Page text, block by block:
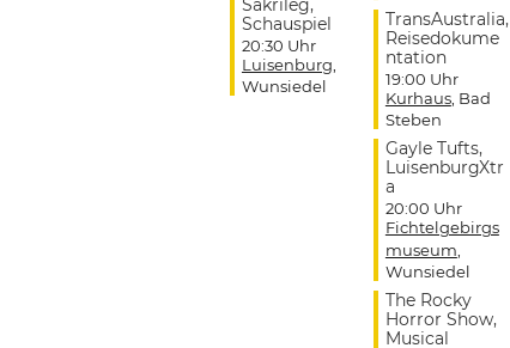
Sakrileg,
Schauspiel
20:30 Uhr
Luisenburg,
Wunsiedel
TransAustralia,
Reisedokume
ntation
19:00 Uhr
Kurhaus, Bad
Steben
Gayle Tufts,
LuisenburgXtr
a
20:00 Uhr
Fichtelgebirgs
museum,
Wunsiedel
The Rocky
Horror Show,
Musical